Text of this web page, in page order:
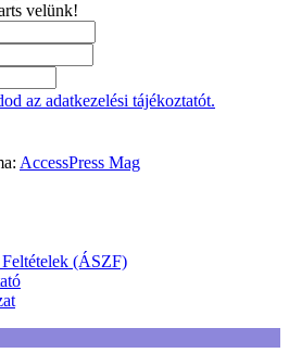
velünk!
az adatkezelési tájékoztatót.
AccessPress Mag
(ÁSZF)